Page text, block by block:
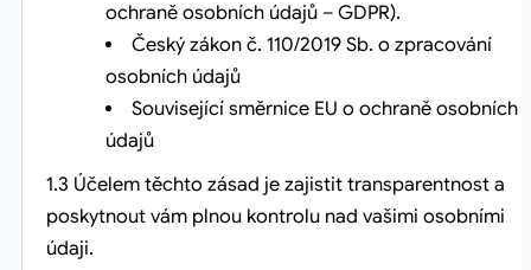
ochraně osobních údajů – GDPR).
Český zákon č. 110/2019 Sb. o zpracování
osobních údajů
Související směrnice EU o ochraně osobních
údajů
1.3 Účelem těchto zásad je zajistit transparentnost a
poskytnout vám plnou kontrolu nad vašimi osobními
údaji.